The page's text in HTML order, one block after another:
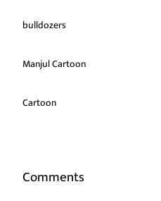
bulldozers
Manjul Cartoon
Cartoon
Comments